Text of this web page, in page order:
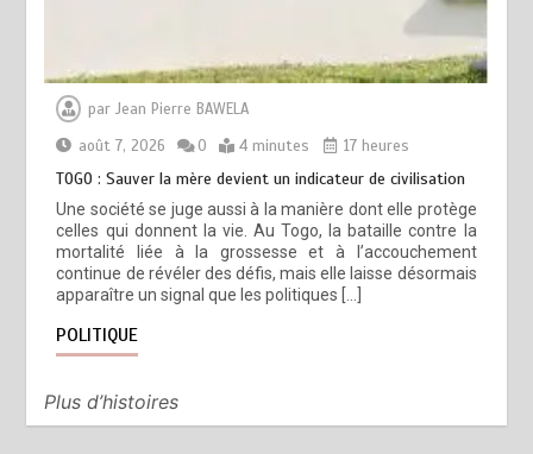
parJean Pierre BAWELA
août 7, 2026
0 4 minutes 17 heures
TOGO : Sauver la mère devient un indicateur de civilisation
Une société se juge aussi à la manière dont elle protège
celles qui donnent la vie. Au Togo, la bataille contre la
mortalité liée à la grossesse et à l’accouchement
continue de révéler des défis, mais elle laisse désormais
apparaître un signal que les politiques […]
POLITIQUE
Plus d’histoires